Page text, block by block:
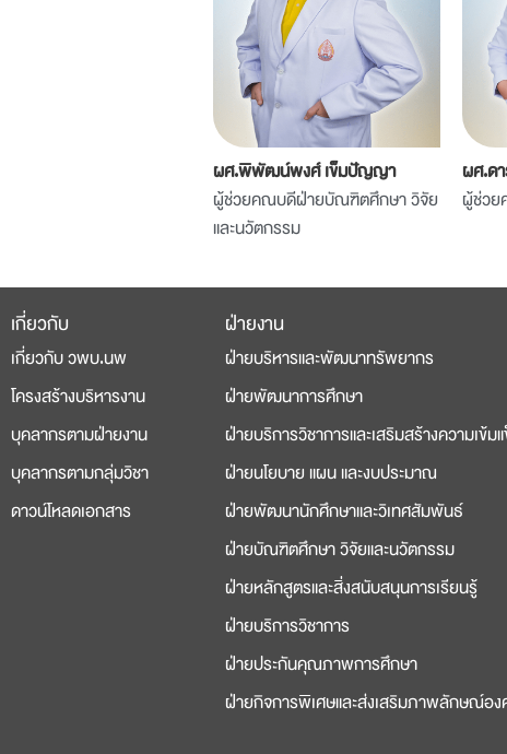
ผศ.พิพัฒน์พงศ์ เข็มปัญญา
ผู้ช่วยคณบดีฝ่ายบัณฑิตศึกษา วิจัย
และนวัตกรรม
ผศ.ด
ผู้ช่วย
เกี่ยวกับ
เกี่ยวกับ วพบ.นพ
โครงสร้างบริหารงาน
บุคลากรตามฝ่ายงาน
บุคลากรตามกลุ่มวิชา
ดาวน์โหลดเอกสาร
deneme
bonusu
casino
siteleri
ฝ่ายงาน
ฝ่ายบริหารและพัฒนาทรัพยากร
ฝ่ายพัฒนาการศึกษา
ฝ่ายบริการวิชาการและเสริมสร้างความเข้ม
ฝ่ายนโยบาย แผน และงบประมาณ
ฝ่ายพัฒนานักศึกษาและวิเทศสัมพันธ์
ฝ่ายบัณฑิตศึกษา วิจัยและนวัตกรรม
ฝ่ายหลักสูตรและสิ่งสนับสนุนการเรียนรู้
ฝ่ายบริการวิชาการ
ฝ่ายประกันคุณภาพการศึกษา
ฝ่ายกิจการพิเศษและส่งเสริมภาพลักษณ์อ